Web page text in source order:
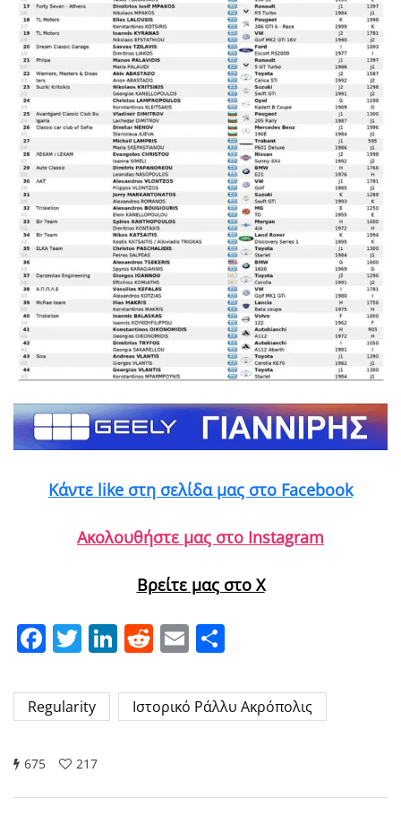
Κάντε like στη σελίδα μας στο Facebook
Ακολουθήστε μας στο Instagram
Βρείτε μας στο X
Facebook
Twitter
LinkedIn
Reddit
Email
Regularity Ιστορικό Ράλλυ Ακρόπολις
675 217